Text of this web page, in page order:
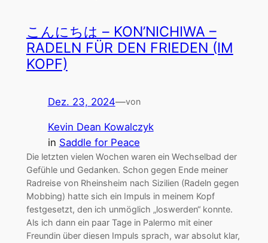
こんにちは – KON’NICHIWA –
RADELN FÜR DEN FRIEDEN (IM
KOPF)
Dez. 23, 2024—von
Kevin Dean Kowalczyk
in Saddle for Peace
Die letzten vielen Wochen waren ein Wechselbad der
Gefühle und Gedanken. Schon gegen Ende meiner
Radreise von Rheinsheim nach Sizilien (Radeln gegen
Mobbing) hatte sich ein Impuls in meinem Kopf
festgesetzt, den ich unmöglich „loswerden“ konnte.
Als ich dann ein paar Tage in Palermo mit einer
Freundin über diesen Impuls sprach, war absolut klar,